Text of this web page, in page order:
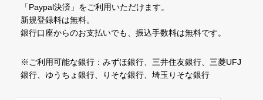
「Paypal決済」をご利用いただけます。
新規登録料は無料。
銀行口座からのお支払いでも、振込手数料は無料です。
※ご利用可能な銀行：みずほ銀行、三井住友銀行、三菱UFJ
銀行、ゆうちょ銀行、りそな銀行、埼玉りそな銀行